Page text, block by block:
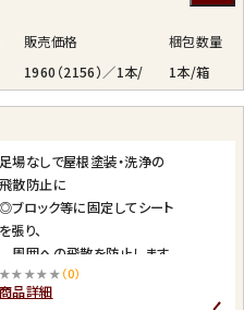
販売価格
梱包数量
1960（2156）／1本/ 1本/箱
足場なしで屋根塗装・洗浄の
飛散防止に
◎ブロック等に固定してシート
を張り、
周囲への飛散を防止します。
◎低所での塗装作業時にま
た、
★★★★★ （0）
品詳細